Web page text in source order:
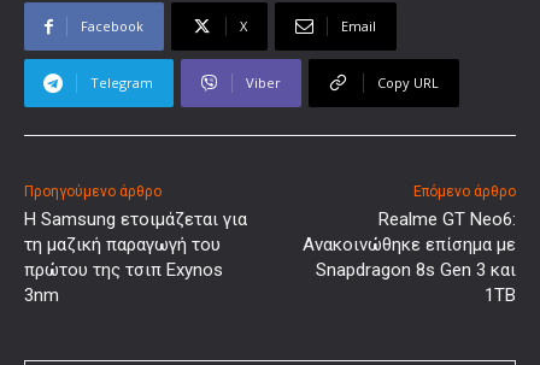
Facebook X Email
Telegram Viber Copy URL
Προηγούμενο άρθρο
Η Samsung ετοιμάζεται για
τη μαζική παραγωγή του
πρώτου της τσιπ Exynos
3nm
Επόμενο άρθρο
Realme GT Neo6:
Ανακοινώθηκε επίσημα με
Snapdragon 8s Gen 3 και
1ΤΒ